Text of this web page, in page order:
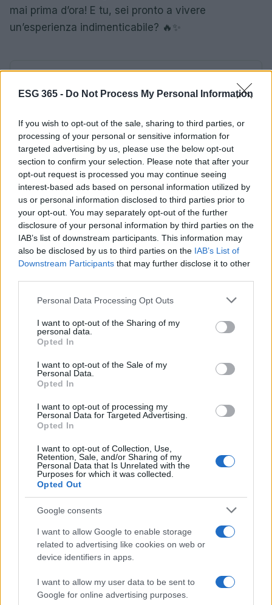
ESG 365 - Do Not Process My Personal Information
If you wish to opt-out of the sale, sharing to third parties, or
processing of your personal or sensitive information for
targeted advertising by us, please use the below opt-out
section to confirm your selection. Please note that after your
opt-out request is processed you may continue seeing
interest-based ads based on personal information utilized by
us or personal information disclosed to third parties prior to
your opt-out. You may separately opt-out of the further
disclosure of your personal information by third parties on the
IAB’s list of downstream participants. This information may
also be disclosed by us to third parties on the IAB’s List of
Downstream Participants that may further disclose it to other
Please note that this website/app uses one or more Google
not limited to your visit or usage behaviour. You may click to
grant or deny consent to Google and its third-party tags to
use your data for below specified purposes in below Google
consent section.
Personal Data Processing Opt Outs
I want to opt-out of the Sharing of my
personal data.
Opted In
I want to opt-out of the Sale of my
Personal Data.
Opted In
I want to opt-out of processing my
Personal Data for Targeted Advertising.
Opted In
I want to opt-out of Collection, Use,
Retention, Sale, and/or Sharing of my
Personal Data that Is Unrelated with the
Purposes for which it was collected.
Opted Out
Google consents
I want to allow Google to enable storage
related to advertising like cookies on web or
device identifiers in apps.
I want to allow my user data to be sent to
Google for online advertising purposes.
mai prima d’ora! E tu, sei pronto a vivere
un’esperienza indimenticabile? 🔥✨
AiAdhubMedia
Continua a leggere